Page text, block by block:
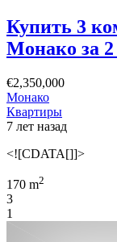
Купить 3
Монако за 2
€2,350,000
Монако
Квартиры
7 лет назад
<![CDATA[]]>
170 m2
3
1